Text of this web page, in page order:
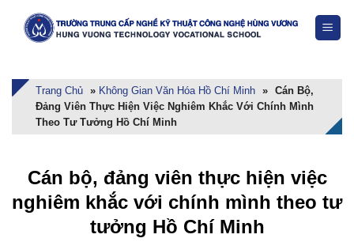
Trang Chủ » Không Gian Văn Hóa Hồ Chí Minh » Cán Bộ,
Đảng Viên Thực Hiện Việc Nghiêm Khắc Với Chính Mình
Theo Tư Tưởng Hồ Chí Minh
Cán bộ, đảng viên thực hiện việc
nghiêm khắc với chính mình theo tư
tưởng Hồ Chí Minh